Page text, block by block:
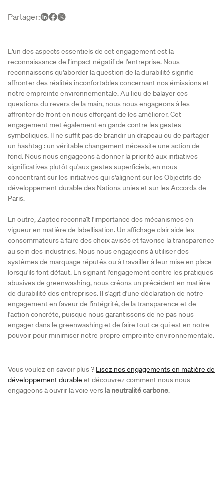
Partager:
L'un des aspects essentiels de cet engagement est la
reconnaissance de l'impact négatif de l'entreprise. Nous
reconnaissons qu'aborder la question de la durabilité signifie
affronter des réalités inconfortables concernant nos émissions et
notre empreinte environnementale. Au lieu de balayer ces
questions du revers de la main, nous nous engageons à les
affronter de front en nous efforçant de les améliorer. Cet
engagement met également en garde contre les gestes
symboliques. Il ne suffit pas de brandir un drapeau ou de partager
un hashtag : un véritable changement nécessite une action de
fond. Nous nous engageons à donner la priorité aux initiatives
significatives plutôt qu'aux gestes superficiels, en nous
concentrant sur les initiatives qui s'alignent sur les Objectifs de
développement durable des Nations unies et sur les Accords de
Paris.
En outre, Zaptec reconnaît l'importance des mécanismes en
vigueur en matière de labellisation. Un affichage clair aide les
consommateurs à faire des choix avisés et favorise la transparence
au sein des industries. Nous nous engageons à utiliser des
systèmes de marquage réputés ou à travailler à leur mise en place
lorsqu'ils font défaut. En signant l'engagement contre les pratiques
abusives de greenwashing, nous créons un précédent en matière
de durabilité des entreprises. Il s'agit d'une déclaration de notre
engagement en faveur de l'intégrité, de la transparence et de
l'action concrète, puisque nous garantissons de ne pas nous
engager dans le greenwashing et de faire tout ce qui est en notre
pouvoir pour minimiser notre propre empreinte environnementale.
Vous voulez en savoir plus ? Lisez nos engagements en matière de
développement durable et découvrez comment nous nous
engageons à ouvrir la voie vers la neutralité carbone.